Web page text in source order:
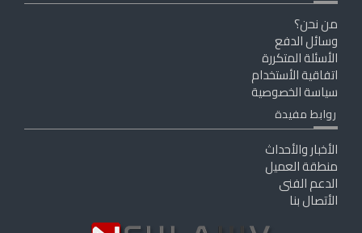
من نحن؟
وسائل الدفع
الأسئلة المتكررة
اتفاقية الأستخدام
سياسة الخصوصية
روابط مفيدة
الأخبار والأحداث
منطقة العميل
الدعم الفنى
الأتصال بنا